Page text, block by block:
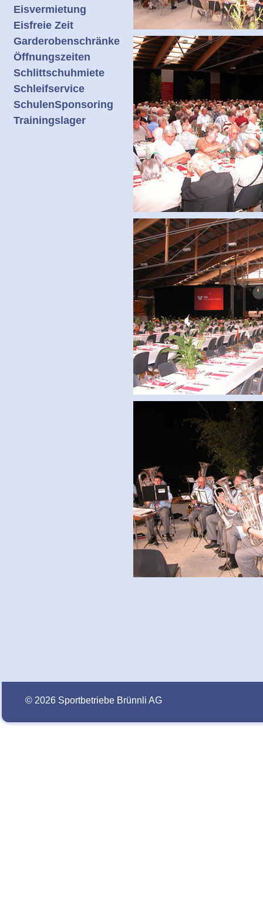
Eisvermietung
Eisfreie Zeit
Garderobenschränke
Öffnungszeiten
Schlittschuhmiete
Schleifservice
SchulenSponsoring
Trainingslager
© 2026 Sportbetriebe Brünnli AG